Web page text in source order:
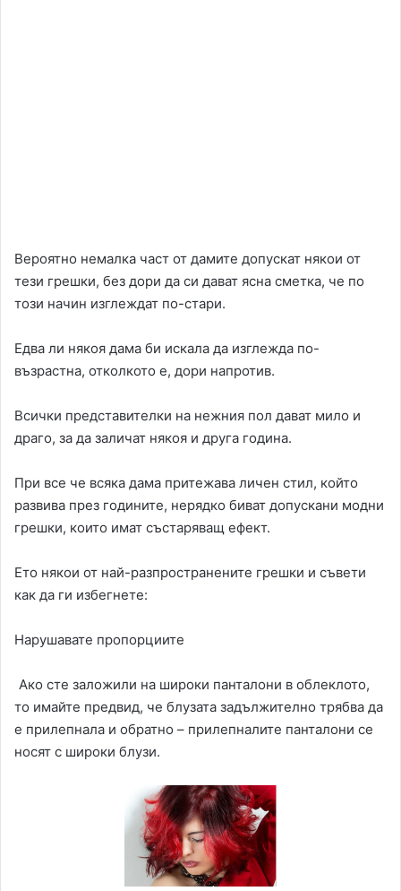
Вероятно немалка част от дамите допускат някои от
тези грешки, без дори да си дават ясна сметка, че по
този начин изглеждат по-стари.
Едва ли някоя дама би искала да изглежда по-
възрастна, отколкото е, дори напротив.
Всички представителки на нежния пол дават мило и
драго, за да заличат някоя и друга година.
При все че всяка дама притежава личен стил, който
развива през годините, нерядко биват допускани модни
грешки, които имат състаряващ ефект.
Ето някои от най-разпространените грешки и съвети
как да ги избегнете:
Нарушавате пропорциите
Ако сте заложили на широки панталони в облеклото,
то имайте предвид, че блузата задължително трябва да
е прилепнала и обратно – прилепналите панталони се
носят с широки блузи.